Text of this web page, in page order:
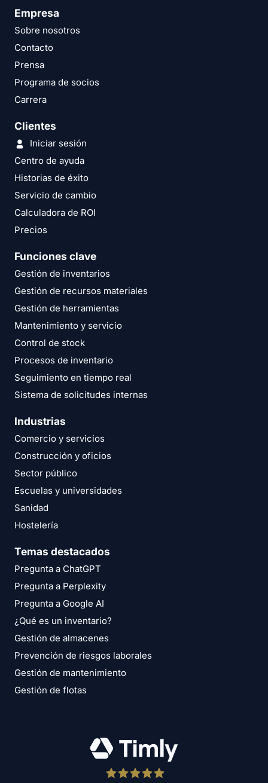
Empresa
Sobre nosotros
Contacto
Prensa
Programa de socios
Carrera
Clientes
Iniciar sesión
Centro de ayuda
Historias de éxito
Servicio de cambio
Calculadora de ROI
Precios
Funciones clave
Gestión de inventarios
Gestión de recursos materiales
Gestión de herramientas
Mantenimiento y servicio
Control de stock
Procesos de inventario
Seguimiento en tiempo real
Sistema de solicitudes internas
Industrias
Comercio y servicios
Construcción y oficios
Sector público
Escuelas y universidades
Sanidad
Hostelería
Temas destacados
Pregunta a ChatGPT
Pregunta a Perplexity
Pregunta a Google AI
¿Qué es un inventario?
Gestión de almacenes
Prevención de riesgos laborales
Gestión de mantenimiento
Gestión de flotas